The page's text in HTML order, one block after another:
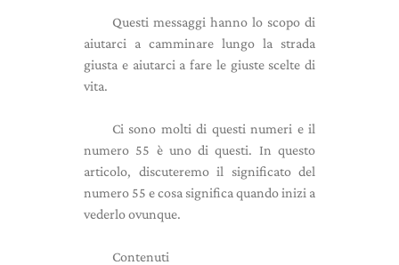
Questi messaggi hanno lo scopo di
aiutarci a camminare lungo la strada
giusta e aiutarci a fare le giuste scelte di
vita.
Ci sono molti di questi numeri e il
numero 55 è uno di questi. In questo
articolo, discuteremo il significato del
numero 55 e cosa significa quando inizi a
vederlo ovunque.
Contenuti